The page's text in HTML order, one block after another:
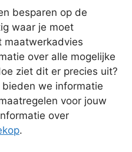
besparen op de
waar je moet
maatwerkadvies
over alle mogelijke
ziet dit er precies uit?
we informatie
voor jouw
over
.